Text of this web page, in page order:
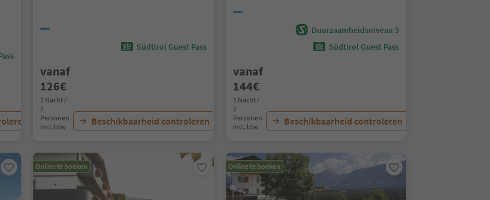
Südtirol Guest Pass
vanaf
126€
1 Nacht /
2
Personen
Incl. btw
Beschikbaarheid controleren
Duurzaamheidsniveau 3
Südtirol Guest Pass
vanaf
144€
1 Nacht /
2
Personen
Incl. btw
Beschikbaarheid controleren
Online te boeken Online te boeken